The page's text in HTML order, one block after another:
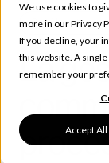
We use cookies to
more in ourPrivacy
If you decline, your
this website. A
remember your
Accept All
Outils et
La